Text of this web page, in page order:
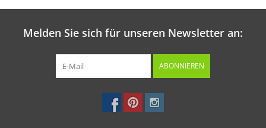
Melden Sie sich für unseren Newsletter an:
ABONNIEREN